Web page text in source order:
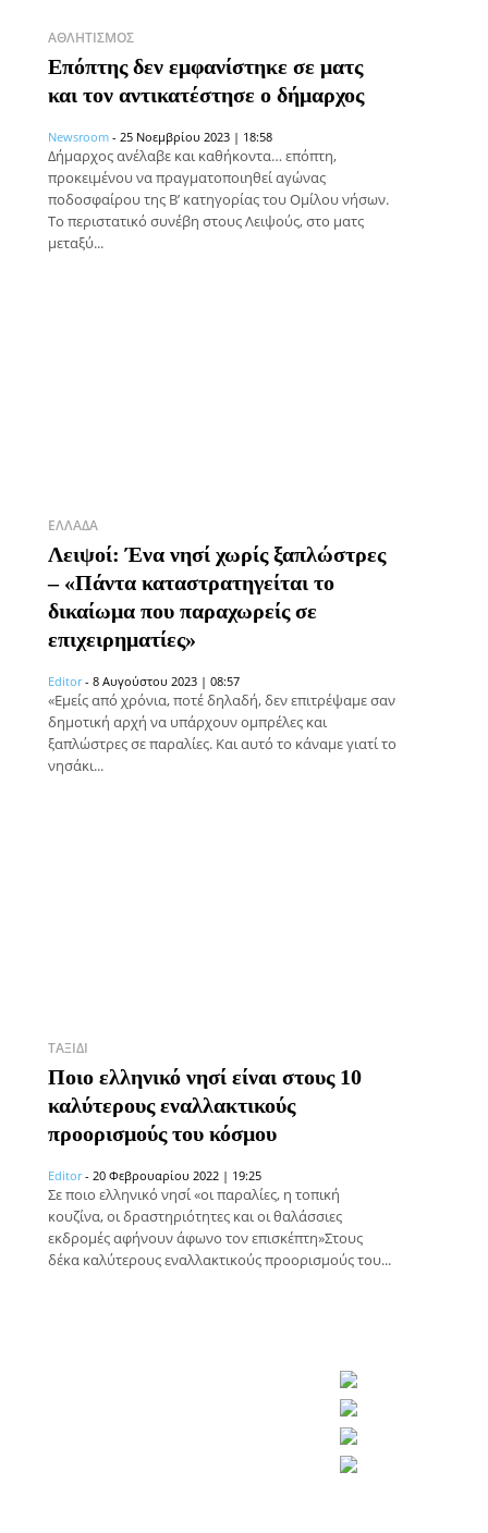
ΑΘΛΗΤΙΣΜΌΣ
Επόπτης δεν εμφανίστηκε σε ματς
και τον αντικατέστησε ο δήμαρχος
Newsroom - 25 Νοεμβρίου 2023 | 18:58
Δήμαρχος ανέλαβε και καθήκοντα… επόπτη,
προκειμένου να πραγματοποιηθεί αγώνας
ποδοσφαίρου της Β’ κατηγορίας του Ομίλου νήσων.
Το περιστατικό συνέβη στους Λειψούς, στο ματς
μεταξύ...
ΕΛΛΆΔΑ
Λειψοί: Ένα νησί χωρίς ξαπλώστρες
– «Πάντα καταστρατηγείται το
δικαίωμα που παραχωρείς σε
επιχειρηματίες»
Editor - 8 Αυγούστου 2023 | 08:57
«Εμείς από χρόνια, ποτέ δηλαδή, δεν επιτρέψαμε σαν
δημοτική αρχή να υπάρχουν ομπρέλες και
ξαπλώστρες σε παραλίες. Και αυτό το κάναμε γιατί το
νησάκι...
ΤΑΞΊΔΙ
Ποιο ελληνικό νησί είναι στους 10
καλύτερους εναλλακτικούς
προορισμούς του κόσμου
Editor - 20 Φεβρουαρίου 2022 | 19:25
Σε ποιο ελληνικό νησί «οι παραλίες, η τοπική
κουζίνα, οι δραστηριότητες και οι θαλάσσιες
εκδρομές αφήνουν άφωνο τον επισκέπτη»Στους
δέκα καλύτερους εναλλακτικούς προορισμούς του...